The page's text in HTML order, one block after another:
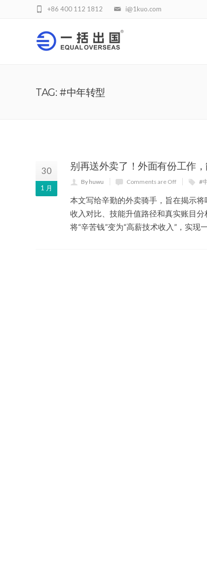
i@1kuo.com
+86 400 112 1812
TAG: #中年转型
30
1 月
别再送外卖了！外面有份工作
By huwu Comments are Off #
本文写给辛勤的外卖骑手，旨在揭示
收入对比、技能升值路径和真实账目
将“辛苦钱”变为“高薪技术收入”，实